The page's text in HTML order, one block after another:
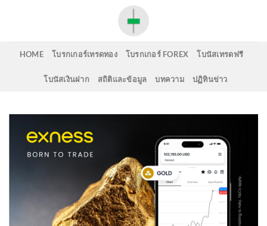
HOME โบรกเกอร์เทรดทอง โบรกเกอร์ FOREX โบนัสเทรดฟรี
โบนัสเงินฝาก สถิติและข้อมูล บทความ ปฏิทินข่าว